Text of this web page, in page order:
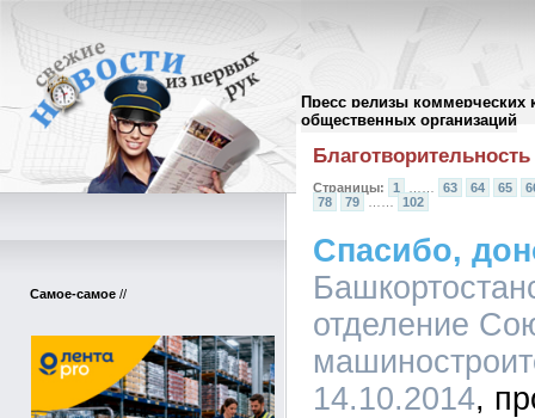
Пресс релизы коммерческих
общественных организаций
Самое-самое //
Архив пресс-релизов//
Благотворительность
Страницы: 1 63 64 65
78
79 …… 102
Спасибо,
отделение
14.10.2014